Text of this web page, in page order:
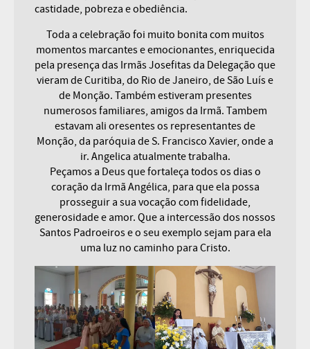
castidade, pobreza e obediência.
Toda a celebração foi muito bonita com muitos
momentos marcantes e emocionantes, enriquecida
pela presença das Irmãs Josefitas da Delegação que
vieram de Curitiba, do Rio de Janeiro, de São Luís e
de Monção. Também estiveram presentes
numerosos familiares, amigos da Irmã. Tambem
estavam ali oresentes os representantes de
Monção, da paróquia de S. Francisco Xavier, onde a
ir. Angelica atualmente trabalha.
Peçamos a Deus que fortaleça todos os dias o
coração da Irmã Angélica, para que ela possa
prosseguir a sua vocação com fidelidade,
generosidade e amor. Que a intercessão dos nossos
Santos Padroeiros e o seu exemplo sejam para ela
uma luz no caminho para Cristo.